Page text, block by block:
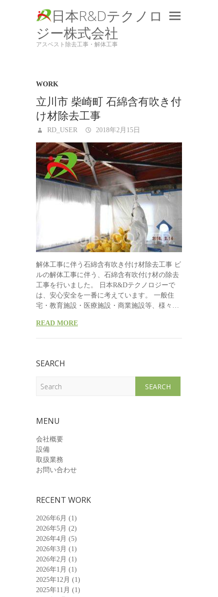
日本R&Dテクノロ
ジー株式会社
アスベスト除去工事・解体工事
WORK
立川市 柴崎町 石綿含有吹き付
け材除去工事
RD_USER 2018年2月15日
解体工事に伴う石綿含有吹き付け材除去工事 ビ
ルの解体工事に伴う、石綿含有吹付け材の除去
工事を行いました。 日本R&Dテクノロジーで
は、安心安全を一番に考えています。 一般住
宅・教育施設・医療施設・商業施設等、様々…
READ MORE
SEARCH
MENU
会社概要
設備
取扱業務
お問い合わせ
RECENT WORK
2026年6月 (1)
2026年5月 (2)
2026年4月 (5)
2026年3月 (1)
2026年2月 (1)
2026年1月 (1)
2025年12月 (1)
2025年11月 (1)